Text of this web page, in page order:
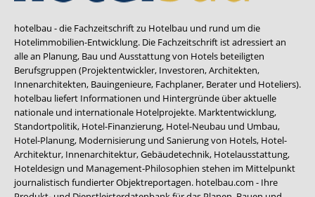
hotelbau - die Fachzeitschrift zu Hotelbau und rund um die
Hotelimmobilien-Entwicklung. Die Fachzeitschrift ist adressiert an
alle an Planung, Bau und Ausstattung von Hotels beteiligten
Berufsgruppen (Projektentwickler, Investoren, Architekten,
Innenarchitekten, Bauingenieure, Fachplaner, Berater und Hoteliers).
hotelbau liefert Informationen und Hintergründe über aktuelle
nationale und internationale Hotelprojekte. Marktentwicklung,
Standortpolitik, Hotel-Finanzierung, Hotel-Neubau und Umbau,
Hotel-Planung, Modernisierung und Sanierung von Hotels, Hotel-
Architektur, Innenarchitektur, Gebäudetechnik, Hotelausstattung,
Hoteldesign und Management-Philosophien stehen im Mittelpunkt
journalistisch fundierter Objektreportagen. hotelbau.com - Ihre